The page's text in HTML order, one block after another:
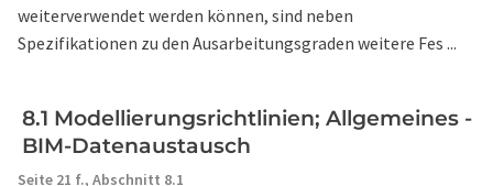
weiterverwendet werden können, sind neben
Spezifikationen zu den Ausarbeitungsgraden weitere Fes ...
8.1 Modellierungsrichtlinien; Allgemeines -
BIM-Datenaustausch
Seite 21 f., Abschnitt 8.1